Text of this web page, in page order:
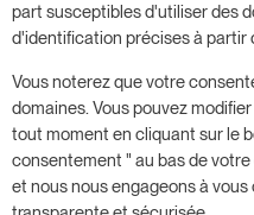
Prenez rendez-
part susceptibles d'utiliser des
d'identification précises à partir
Vous noterez que votre
domaines. Vous pouvez
tout moment en cliquant sur le
consentement " au bas de
et nous nous engageons à